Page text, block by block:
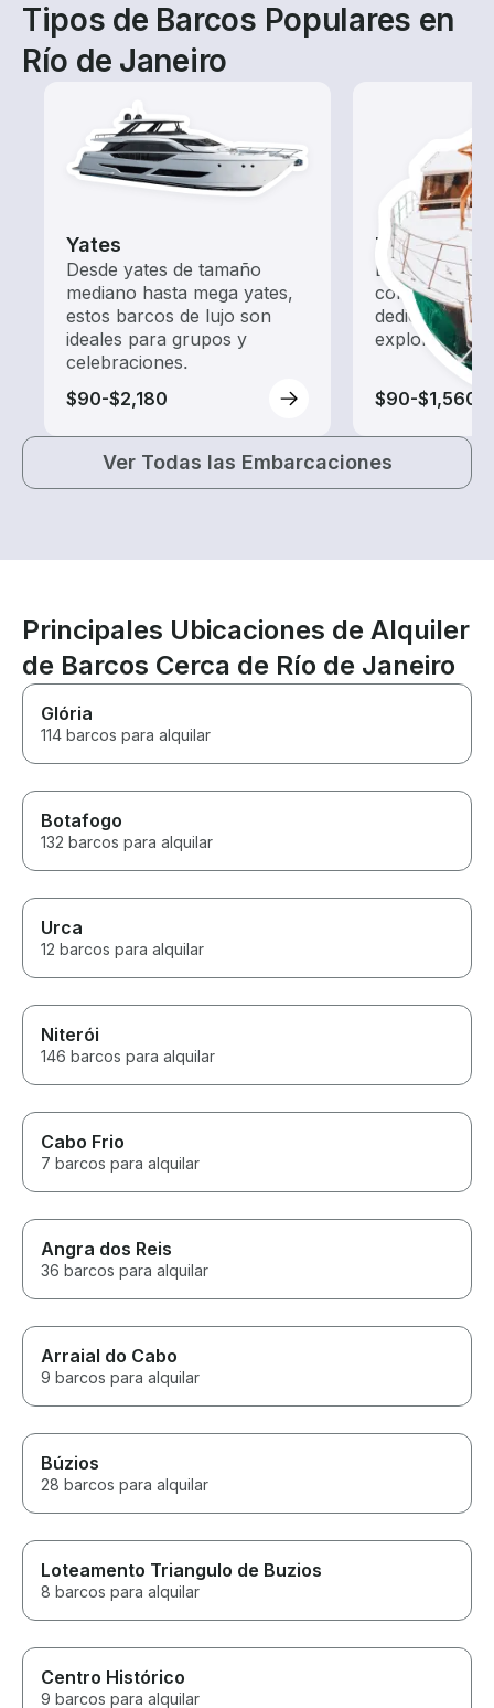
Tipos de Barcos Populares en
Río de Janeiro
Yates
Desde yates de tamaño
mediano hasta mega yates,
estos barcos de lujo son
ideales para grupos y
celebraciones.
$90-$2,180
Tours
Explora las
con un
dedicado a
exploración.
$90-$1,560
Ver Todas las Embarcaciones
Principales Ubicaciones de Alquiler
de Barcos Cerca de Río de Janeiro
Glória
114 barcos para alquilar
Botafogo
132 barcos para alquilar
Urca
12 barcos para alquilar
Niterói
146 barcos para alquilar
Cabo Frio
7 barcos para alquilar
Angra dos Reis
36 barcos para alquilar
Arraial do Cabo
9 barcos para alquilar
Búzios
28 barcos para alquilar
Loteamento Triangulo de Buzios
8 barcos para alquilar
Centro Histórico
9 barcos para alquilar